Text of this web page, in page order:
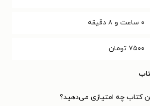
۰ ساعت و ۸ دقیقه
۷۵۰۰ تومان
کتاب چه امتیازی می‌دهید؟